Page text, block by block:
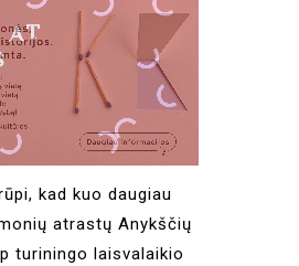
kad kuo daugiau
atrastų Anykščių
turiningo laisvalaikio